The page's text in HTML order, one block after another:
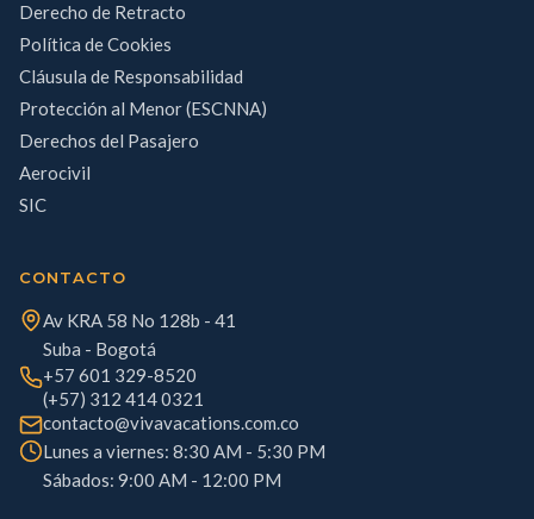
Derecho de Retracto
Política de Cookies
Cláusula de Responsabilidad
Protección al Menor (ESCNNA)
Derechos del Pasajero
Aerocivil
SIC
CONTACTO
Av KRA 58 No 128b - 41
Suba - Bogotá
+57 601 329-8520
(+57) 312 414 0321
contacto@vivavacations.com.co
Lunes a viernes: 8:30 AM - 5:30 PM
Sábados: 9:00 AM - 12:00 PM